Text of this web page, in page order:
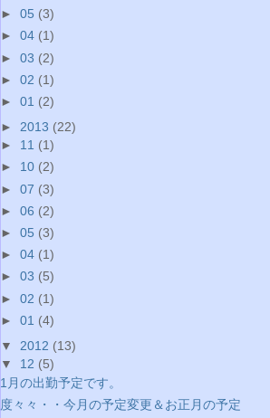
► 05 (3)
► 04 (1)
► 03 (2)
► 02 (1)
► 01 (2)
► 2013 (22)
► 11 (1)
► 10 (2)
► 07 (3)
► 06 (2)
► 05 (3)
► 04 (1)
► 03 (5)
► 02 (1)
► 01 (4)
▼ 2012 (13)
▼ 12 (5)
1月の出勤予定です。
度々々・・今月の予定変更＆お正月の予定